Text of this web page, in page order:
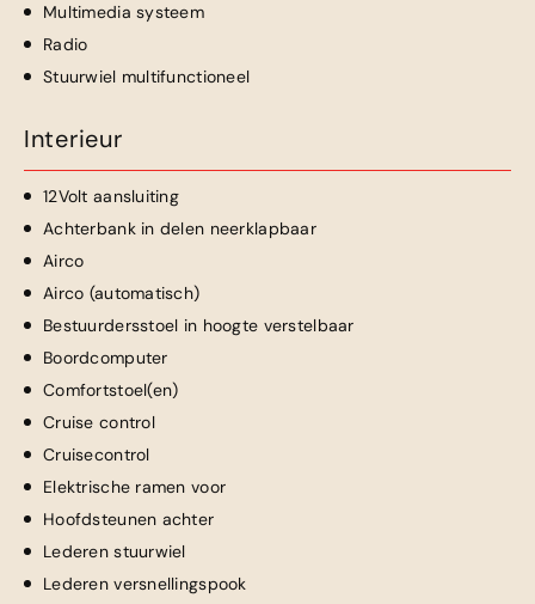
Multimedia systeem
Radio
Stuurwiel multifunctioneel
Interieur
12Volt aansluiting
Achterbank in delen neerklapbaar
Airco
Airco (automatisch)
Bestuurdersstoel in hoogte verstelbaar
Boordcomputer
Comfortstoel(en)
Cruise control
Cruisecontrol
Elektrische ramen voor
Hoofdsteunen achter
Lederen stuurwiel
Lederen versnellingspook